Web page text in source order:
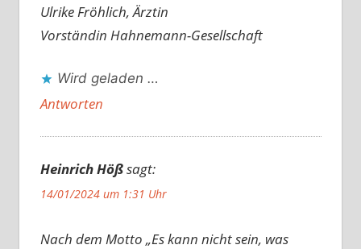
Ulrike Fröhlich, Ärztin
Vorständin Hahnemann-Gesellschaft
Wird geladen …
Antworten
Heinrich Hößsagt:
14/01/2024 um 1:31 Uhr
Nach dem Motto „Es kann nicht sein, was